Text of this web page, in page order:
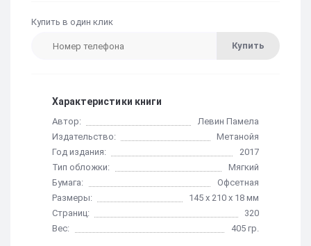
Купить в один клик
Купить
Характеристики книги
Автор:
Левин Памела
Издательство:
Метанойя
Год издания:
2017
Тип обложки:
Мягкий
Бумага:
Офсетная
Размеры:
145 x 210 х 18 мм
Страниц:
320
Вес:
405 гр.